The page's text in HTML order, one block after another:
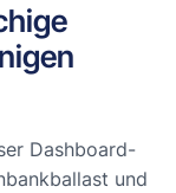
Dashboard-
und